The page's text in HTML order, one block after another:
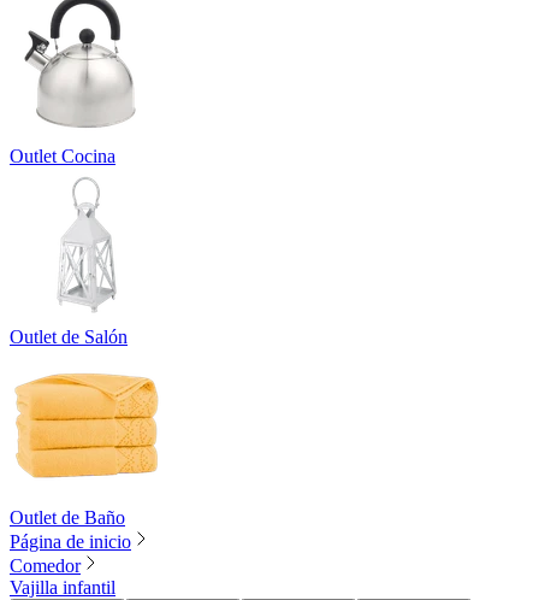
Outlet Cocina
Outlet de Salón
Outlet de Baño
Página de inicio
Comedor
Vajilla infantil